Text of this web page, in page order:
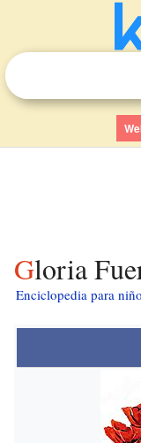
Gloria
Enciclopedia para